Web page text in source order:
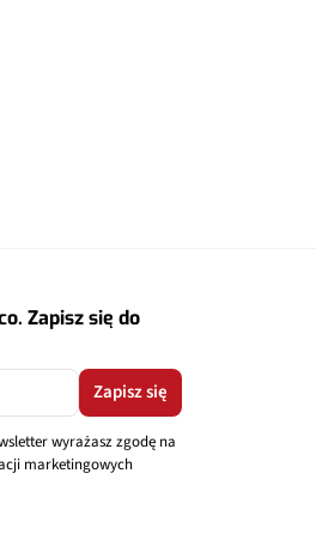
Zapisz się do
Zapisz się
wyrażasz zgodę na
marketingowych